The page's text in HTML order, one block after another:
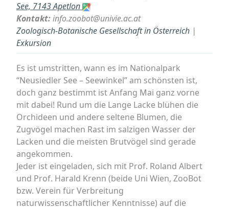
See, 7143 Apetlon
Kontakt:info.zoobot@univie.ac.at
Zoologisch-Botanische Gesellschaft in Österreich |
Exkursion
Es ist umstritten, wann es im Nationalpark
“Neusiedler See – Seewinkel” am schönsten ist,
doch ganz bestimmt ist Anfang Mai ganz vorne
mit dabei! Rund um die Lange Lacke blühen die
Orchideen und andere seltene Blumen, die
Zugvögel machen Rast im salzigen Wasser der
Lacken und die meisten Brutvögel sind gerade
angekommen.
Jeder ist eingeladen, sich mit Prof. Roland Albert
und Prof. Harald Krenn (beide Uni Wien, ZooBot
bzw. Verein für Verbreitung
naturwissenschaftlicher Kenntnisse) auf die